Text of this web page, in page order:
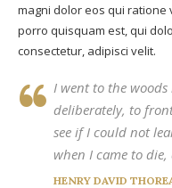
magni dolor eos qui ratione
porro quisquam est, qui
consectetur, adipisci velit.
I went to the
deliberately, to
see if I could not
when I came to
HENRY DAVID